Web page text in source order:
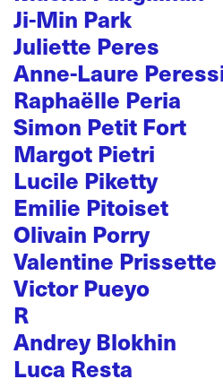
Ji-Min Park
Juliette Peres
Anne-Laure
Raphaëlle Peria
Simon Petit Fort
Margot Pietri
Lucile Piketty
Emilie Pitoiset
Olivain Porry
Valentine Prissette
Victor Pueyo
R
Andrey Blokhin
Luca Resta